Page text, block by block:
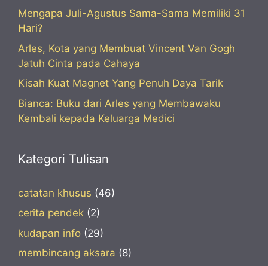
Mengapa Juli-Agustus Sama-Sama Memiliki 31
Hari?
Arles, Kota yang Membuat Vincent Van Gogh
Jatuh Cinta pada Cahaya
Kisah Kuat Magnet Yang Penuh Daya Tarik
Bianca: Buku dari Arles yang Membawaku
Kembali kepada Keluarga Medici
Kategori Tulisan
catatan khusus (46)
cerita pendek (2)
kudapan info (29)
membincang aksara (8)